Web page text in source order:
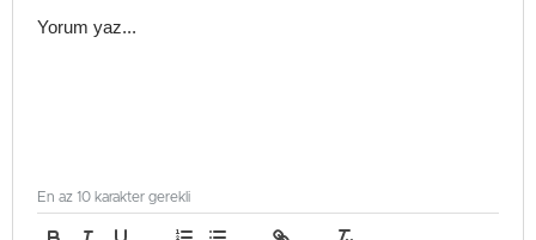
En az 10 karakter gerekli